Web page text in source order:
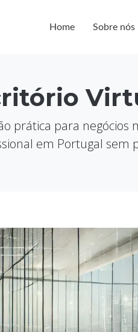
Home Sobre nós
prática para negócios
em Portugal sem